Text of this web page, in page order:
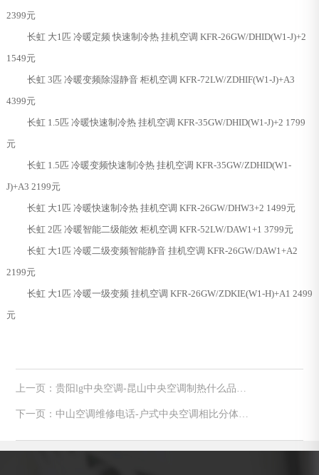
2399元
长虹 大1匹 冷暖定频 快速制冷热 挂机空调 KFR-26GW/DHID(W1-J)+2
1549元
长虹 3匹 冷暖变频除湿静音 柜机空调 KFR-72LW/ZDHIF(W1-J)+A3
4399元
长虹 1.5匹 冷暖快速制冷热 挂机空调 KFR-35GW/DHID(W1-J)+2 1799
元
长虹 1.5匹 冷暖变频快速制冷热 挂机空调 KFR-35GW/ZDHID(W1-
J)+A3 2199元
长虹 大1匹 冷暖快速制冷热 挂机空调 KFR-26GW/DHW3+2 1499元
长虹 2匹 冷暖智能二级能效 柜机空调 KFR-52LW/DAW1+1 3799元
长虹 大1匹 冷暖二级变频智能静音 挂机空调 KFR-26GW/DAW1+A2
2199元
长虹 大1匹 冷暖一级变频 挂机空调 KFR-26GW/ZDKIE(W1-H)+A1 2499
元
上一页：贵阳lg中央空调-昆山中央空调制热什么品牌
下一页：中山空调维修电话-户式中央空调相比分体空